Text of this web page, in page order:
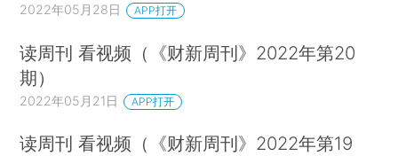
2022年05月28日 APP打开
读周刊 看视频（《财新周刊》2022年第20
期）
2022年05月21日 APP打开
读周刊 看视频（《财新周刊》2022年第19